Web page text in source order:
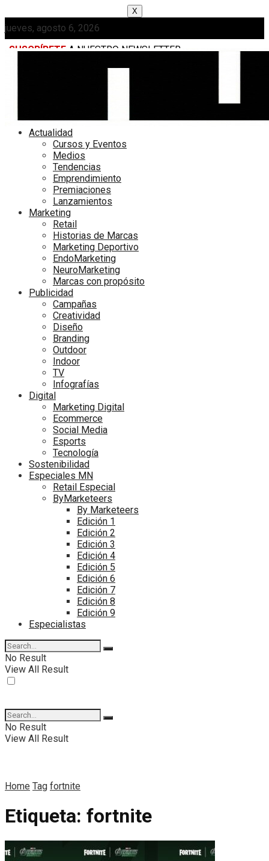
X
jueves, agosto 6, 2026
SUSCRÍBETE A NUESTRO NEWSLETTER
Actualidad
Cursos y Eventos
Medios
Tendencias
Emprendimiento
Premiaciones
Lanzamientos
Marketing
Retail
Historias de Marcas
Marketing Deportivo
EndoMarketing
NeuroMarketing
Marcas con propósito
Publicidad
Campañas
Creatividad
Diseño
Branding
Outdoor
Indoor
TV
Infografías
Digital
Marketing Digital
Ecommerce
Social Media
Esports
Tecnología
Sostenibilidad
Especiales MN
Retail Especial
ByMarketeers
By Marketeers
Edición 1
Edición 2
Edición 3
Edición 4
Edición 5
Edición 6
Edición 7
Edición 8
Edición 9
Especialistas
No Result
View All Result
No Result
View All Result
Home Tag fortnite
Etiqueta: fortnite